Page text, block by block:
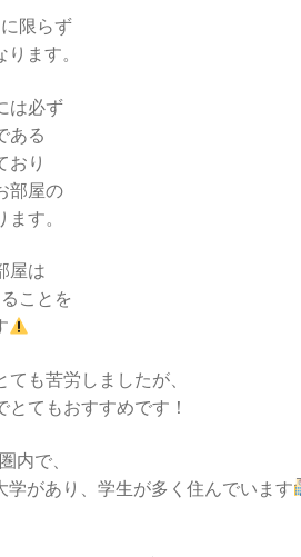
限らず
ます。
は必ず
ある
おり
部屋の
す。
屋は
ことを
も苦労しましたが、
てもおすすめです！
内で、
があり、学生が多く住んでいます